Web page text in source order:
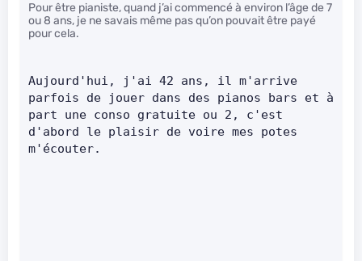
Pour être pianiste, quand j’ai commencé à environ l’âge de 7
ou 8 ans, je ne savais même pas qu’on pouvait être payé
pour cela.
Aujourd'hui, j'ai 42 ans, il m'arrive
parfois de jouer dans des pianos bars et à
part une conso gratuite ou 2, c'est
d'abord le plaisir de voire mes potes
m'écouter.